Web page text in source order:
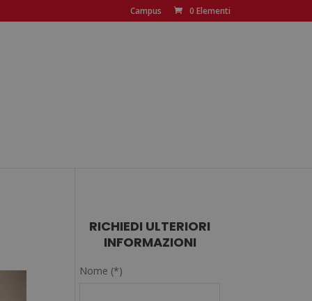
Campus 0 Elementi
RICHIEDI ULTERIORI
INFORMAZIONI
Nome (*)